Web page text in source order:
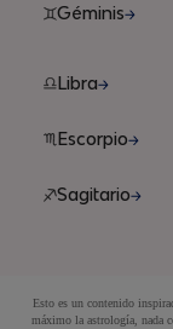
Géminis
Libra
Escorpio
Sagitario
Esto es un contenido
máximo la astrología, nada